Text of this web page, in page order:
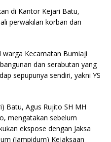
di Kantor Kejari Batu,
perwakilan korban dan
warga Kecamatan Bumiaji
dan serabutan yang
sepupunya sendiri, yakni YS
Batu, Agus Rujito SH MH
mengatakan sebelum
ekspose dengan Jaksa
(Jampidum) Kejaksaan